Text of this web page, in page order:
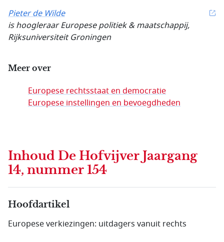
Pieter de Wilde
is hoogleraar Europese politiek & maatschappij,
Rijksuniversiteit Groningen
Meer over
Europese rechtsstaat en democratie
Europese instellingen en bevoegdheden
Inhoud De Hofvijver Jaargang
14, nummer 154
Hoofdartikel
Europese verkiezingen: uitdagers vanuit rechts